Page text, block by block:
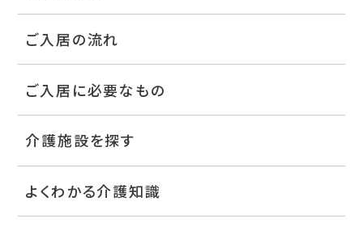
ご入居の流れ
ご入居に必要なもの
介護施設を探す
よくわかる介護知識